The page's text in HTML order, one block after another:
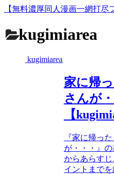
【無料濃厚同人漫画一網打尽
kugimiarea
kugimiarea
家に帰
さんが
【
『家に帰っ
が・・・』
からあらす
イントまで